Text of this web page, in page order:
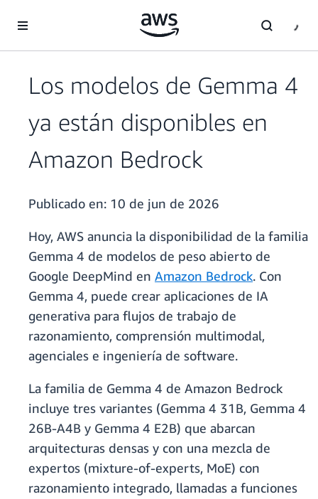
Los modelos de Gemma 4
ya están disponibles en
Amazon Bedrock
Publicado en: 10 de jun de 2026
Hoy, AWS anuncia la disponibilidad de la familia
Gemma 4 de modelos de peso abierto de
Google DeepMind en Amazon Bedrock. Con
Gemma 4, puede crear aplicaciones de IA
generativa para flujos de trabajo de
razonamiento, comprensión multimodal,
agenciales e ingeniería de software.
La familia de Gemma 4 de Amazon Bedrock
incluye tres variantes (Gemma 4 31B, Gemma 4
26B-A4B y Gemma 4 E2B) que abarcan
arquitecturas densas y con una mezcla de
expertos (mixture-of-experts, MoE) con
razonamiento integrado, llamadas a funciones